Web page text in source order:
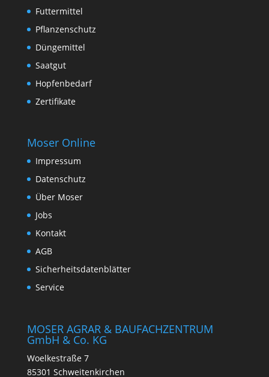
Futtermittel
Pflanzenschutz
Düngemittel
Saatgut
Hopfenbedarf
Zertifikate
Moser Online
Impressum
Datenschutz
Über Moser
Jobs
Kontakt
AGB
Sicherheitsdatenblätter
Service
MOSER AGRAR & BAUFACHZENTRUM
GmbH & Co. KG
Woelkestraße 7
85301 Schweitenkirchen